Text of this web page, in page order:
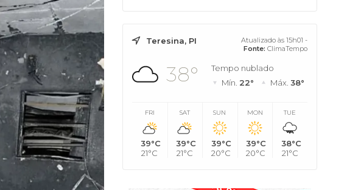
Teresina, PI
Atualizado às 15h01 -
Fonte: ClimaTempo
38°
Tempo nublado
Mín. 22° Máx. 38°
FRI
39°C
21°C
SAT
39°C
21°C
SUN
39°C
20°C
MON
39°C
20°C
TUE
38°C
21°C